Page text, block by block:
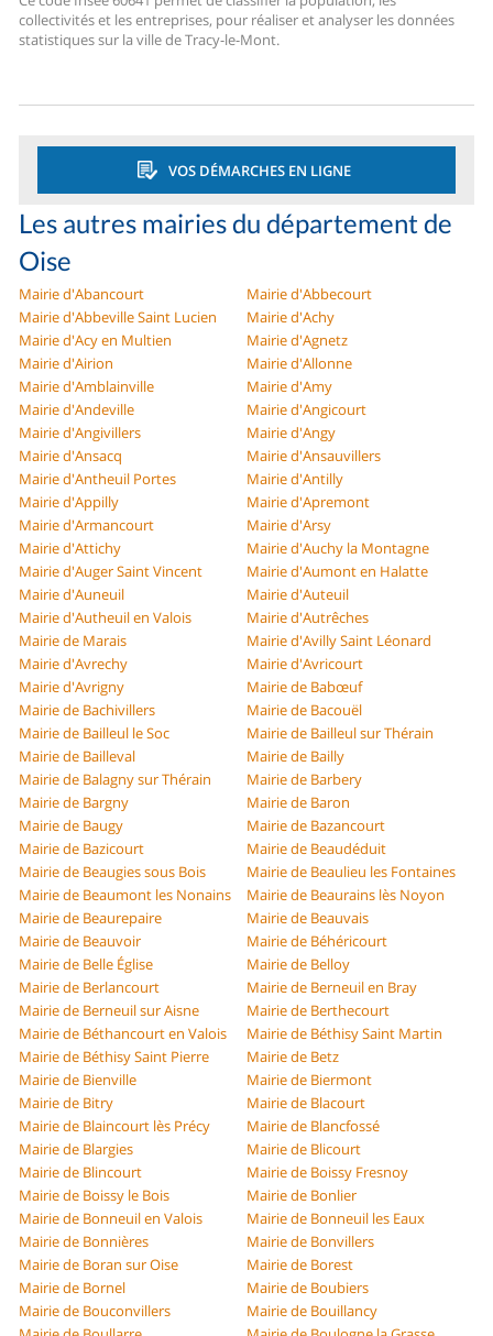
collectivités et les entreprises, pour réaliser et analyser les données
statistiques sur la ville de Tracy-le-Mont.
VOS DÉMARCHES EN LIGNE
Les autres mairies du département de
Oise
Mairie d'Abancourt
Mairie d'Abbecourt
Mairie d'Abbeville Saint Lucien
Mairie d'Achy
Mairie d'Acy en Multien
Mairie d'Agnetz
Mairie d'Airion
Mairie d'Allonne
Mairie d'Amblainville
Mairie d'Amy
Mairie d'Andeville
Mairie d'Angicourt
Mairie d'Angivillers
Mairie d'Angy
Mairie d'Ansacq
Mairie d'Ansauvillers
Mairie d'Antheuil Portes
Mairie d'Antilly
Mairie d'Appilly
Mairie d'Apremont
Mairie d'Armancourt
Mairie d'Arsy
Mairie d'Attichy
Mairie d'Auchy la Montagne
Mairie d'Auger Saint Vincent
Mairie d'Aumont en Halatte
Mairie d'Auneuil
Mairie d'Auteuil
Mairie d'Autheuil en Valois
Mairie d'Autrêches
Mairie de Marais
Mairie d'Avilly Saint Léonard
Mairie d'Avrechy
Mairie d'Avricourt
Mairie d'Avrigny
Mairie de Babœuf
Mairie de Bachivillers
Mairie de Bacouël
Mairie de Bailleul le Soc
Mairie de Bailleul sur Thérain
Mairie de Bailleval
Mairie de Bailly
Mairie de Balagny sur Thérain
Mairie de Barbery
Mairie de Bargny
Mairie de Baron
Mairie de Baugy
Mairie de Bazancourt
Mairie de Bazicourt
Mairie de Beaudéduit
Mairie de Beaugies sous Bois
Mairie de Beaulieu les Fontaines
Mairie de Beaumont les Nonains
Mairie de Beaurains lès Noyon
Mairie de Beaurepaire
Mairie de Beauvais
Mairie de Beauvoir
Mairie de Béhéricourt
Mairie de Belle Église
Mairie de Belloy
Mairie de Berlancourt
Mairie de Berneuil en Bray
Mairie de Berneuil sur Aisne
Mairie de Berthecourt
Mairie de Béthancourt en Valois
Mairie de Béthisy Saint Martin
Mairie de Béthisy Saint Pierre
Mairie de Betz
Mairie de Bienville
Mairie de Biermont
Mairie de Bitry
Mairie de Blacourt
Mairie de Blaincourt lès Précy
Mairie de Blancfossé
Mairie de Blargies
Mairie de Blicourt
Mairie de Blincourt
Mairie de Boissy Fresnoy
Mairie de Boissy le Bois
Mairie de Bonlier
Mairie de Bonneuil en Valois
Mairie de Bonneuil les Eaux
Mairie de Bonnières
Mairie de Bonvillers
Mairie de Boran sur Oise
Mairie de Borest
Mairie de Bornel
Mairie de Boubiers
Mairie de Bouconvillers
Mairie de Bouillancy